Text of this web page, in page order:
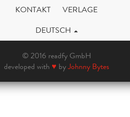
KONTAKT
VERLAGE
DEUTSCH
© 2016 readfy GmbH
developed with ♥ byJohnny Bytes